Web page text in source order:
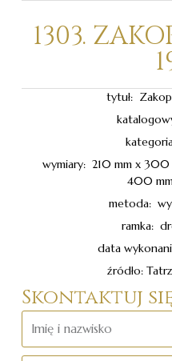
1303.
tytuł:
wymiary: 210 mm x
400
metoda:
ramka:
data
źródło:
Skontaktuj
i